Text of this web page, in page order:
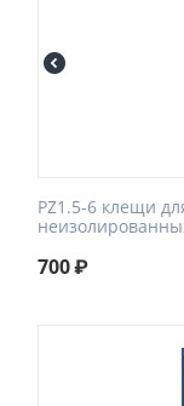
PZ1.5-6 клещи
700₽